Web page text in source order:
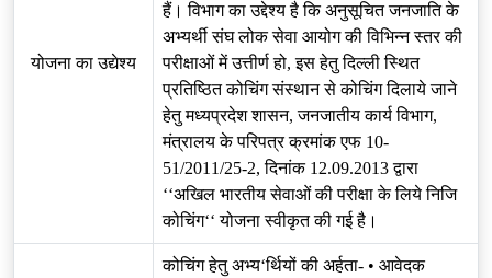
योजना का उद्येश्य
हैं। विभाग का उद्देश्य है कि अनुसूचित जनजाति के
अभ्यर्थी संघ लोक सेवा आयोग की विभिन्न स्तर की
परीक्षाओं में उत्तीर्ण हो, इस हेतु दिल्ली स्थित
प्रतिष्ठित कोचिंग संस्थान से कोचिंग दिलाये जाने
हेतु मध्यप्रदेश शासन, जनजातीय कार्य विभाग,
मंत्रालय के परिपत्र क्रमांक एफ 10-
51/2011/25-2, दिनांक 12.09.2013 द्वारा
‘‘अखिल भारतीय सेवाओं की परीक्षा के लिये निजि
कोचिंग‘‘ योजना स्वीकृत की गई है।
कोचिंग हेतु अभ्य‘र्थियों की अर्हता- • आवेदक